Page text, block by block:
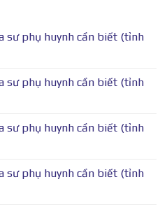
sư phụ huynh cần biết (tỉnh
sư phụ huynh cần biết (tỉnh
sư phụ huynh cần biết (tỉnh
sư phụ huynh cần biết (tỉnh